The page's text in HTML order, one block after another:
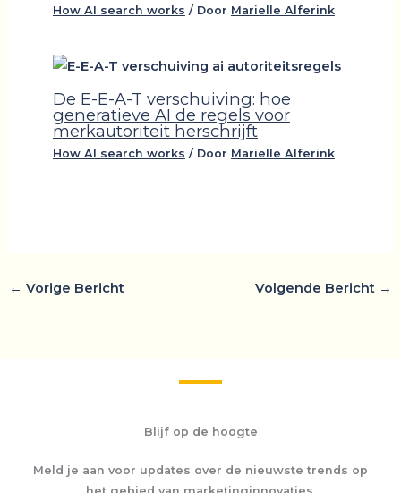
How AI search works / Door Marielle Alferink
De E-E-A-T verschuiving: hoe
generatieve AI de regels voor
merkautoriteit herschrijft
How AI search works / Door Marielle Alferink
← Vorige Bericht Volgende Bericht →
Blijf op de hoogte
Meld je aan voor updates over de nieuwste trends op